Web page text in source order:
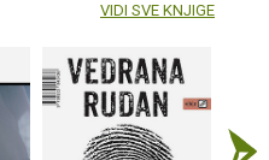
VIDI SVE KNJIGE